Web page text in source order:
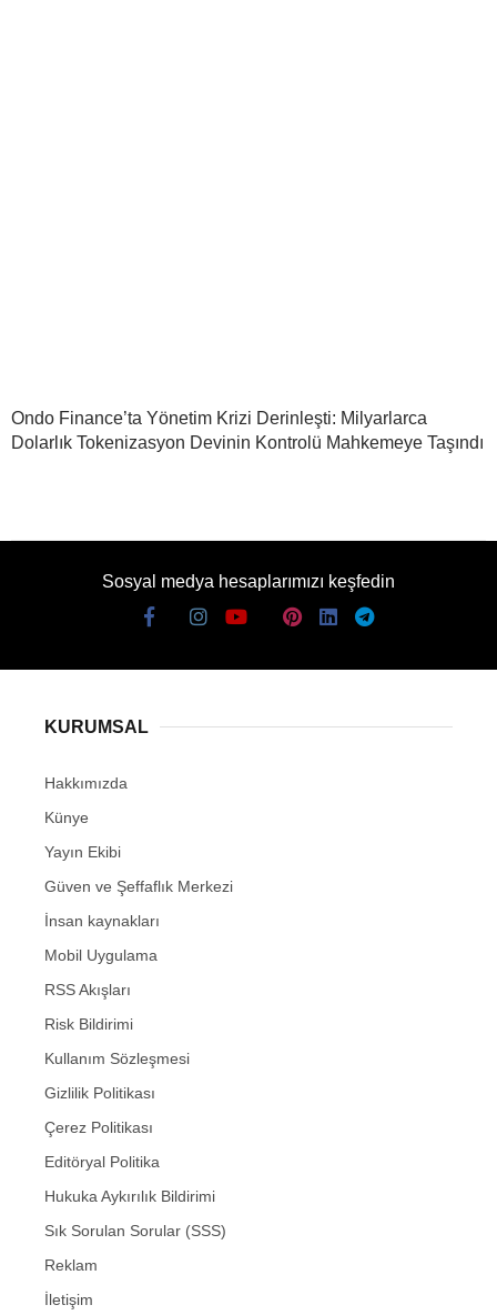
Ondo Finance’ta Yönetim Krizi Derinleşti: Milyarlarca
Dolarlık Tokenizasyon Devinin Kontrolü Mahkemeye Taşındı
Sosyal medya hesaplarımızı keşfedin
KURUMSAL
Hakkımızda
Künye
Yayın Ekibi
Güven ve Şeffaflık Merkezi
İnsan kaynakları
Mobil Uygulama
RSS Akışları
Risk Bildirimi
Kullanım Sözleşmesi
Gizlilik Politikası
Çerez Politikası
Editöryal Politika
Hukuka Aykırılık Bildirimi
Sık Sorulan Sorular (SSS)
Reklam
İletişim